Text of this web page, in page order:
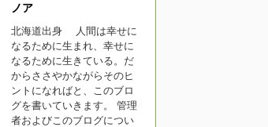
ノア
北海道出身 人間は幸せに
なるために生まれ、幸せに
なるために生きている。だ
からささやかながらそのヒ
ントになればと、このブロ
グを書いていきます。 管理
者およびこのブログについ